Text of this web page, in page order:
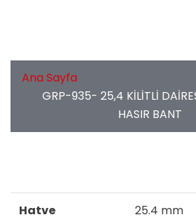
Ana Sayfa
GRP-935- 25,4 KİLİTLİ
HASIR BANT
Hatve 25.4 mm